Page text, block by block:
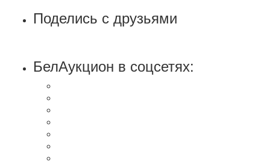
Поделись с друзьями
БелАукцион в соцсетях: